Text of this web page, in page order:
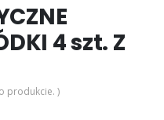
4 szt. Z
produkcie. )